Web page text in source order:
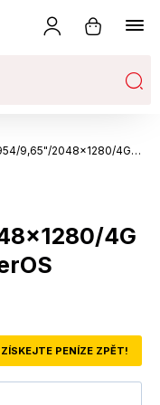
Redmi Pad 2 9.7/76954/9,65"/2048x1280/4GB/64GB/Xiaomi HyperOS 3/Stříbrná
4G
ZÍSKEJTE PENÍZE ZPĚT!